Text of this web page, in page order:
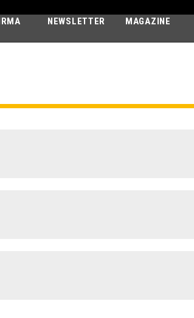
NEWSLETTER MAGAZINE
ZEUS